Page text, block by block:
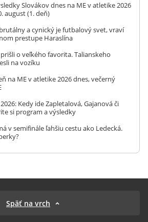
Slovákov dnes na ME v atletike 2026
august (1. deň)
a cynický je futbalový svet, vraví
prestupe Haraslína
o veľkého favorita. Talianskeho
na vozíku
na ME v atletike 2026 dnes, večerný
Kedy ide Zapletalová, Gajanová či
si program a výsledky
v semifinále ľahšiu cestu ako Ledecká.
Späť na vrch